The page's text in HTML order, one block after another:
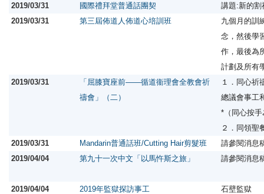
2019/03/31 國際禮拜堂普通話團契
講題:新的
2019/03/31
第三屆佈道人佈道心培訓班
九個月的訓
念，然後學
作，最後為
計劃及所有
2019/03/31
「屈膝寶座前——循道衞理會全教會祈
禱會」（二）
１．同心
總議會事工
*（同心按
２．同領
2019/03/31
Mandarin普通話班/Cutting Hair剪髮班
請參閱消息
2019/04/04
第九十一次中文「以馬忤斯之旅」 請參閱消息
2019/04/04
2019年監獄探訪事工
石壁監獄